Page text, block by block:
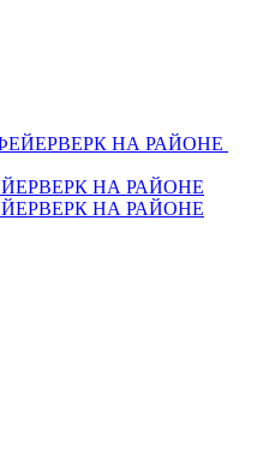
НА РАЙОНЕ
НА РАЙОНЕ